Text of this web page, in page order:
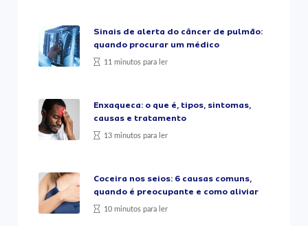
Sinais de alerta do câncer de pulmão:
quando procurar um médico
11 minutos para ler
Enxaqueca: o que é, tipos, sintomas,
causas e tratamento
13 minutos para ler
Coceira nos seios: 6 causas comuns,
quando é preocupante e como aliviar
10 minutos para ler